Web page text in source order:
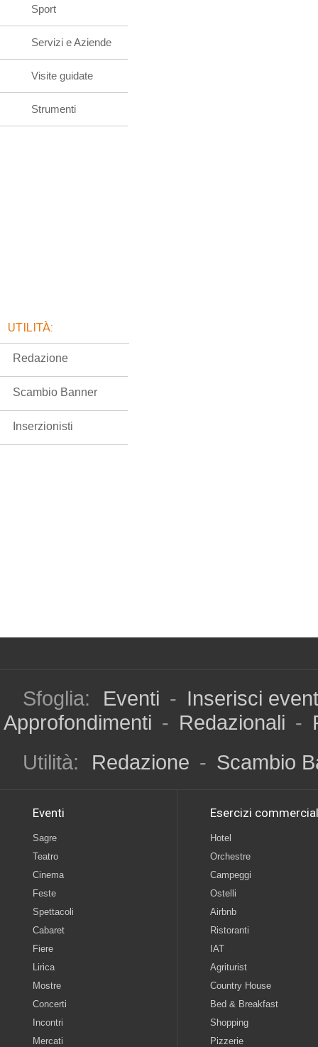
Sport
Servizi e Aziende
Visite guidate
Strumenti
UTILITÀ:
Redazione
Scambio Banner
Inserzionisti
Sfoglia: Eventi - Inserisci
Approfondimenti - Redazionali -
Utilità:
Redazione - Scambio
Eventi
Sagre
Teatro
Cinema
Feste
Spettacoli
Cabaret
Fiere
Lirica
Mostre
Concerti
Incontri
Mercati
Esercizi
Hotel
Orchestre
Campeggi
Ostelli
Airbnb
Ristoranti
IAT
Agriturist
Country House
Bed & Breakfast
Shopping
Pizzerie